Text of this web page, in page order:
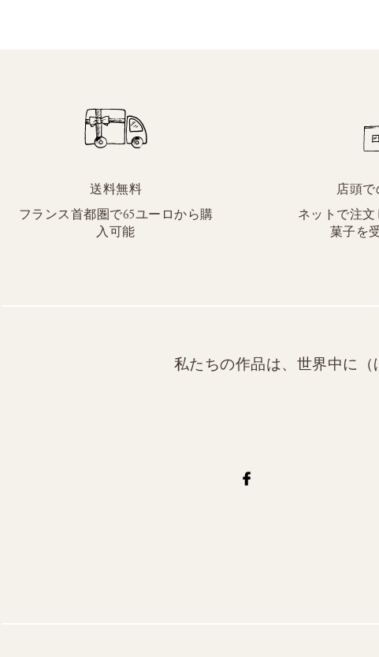
送料無料
フランス首都圏で65ユーロから購
入可能
店頭で
ネットで注
菓子を
私たちの作品は、世界中に